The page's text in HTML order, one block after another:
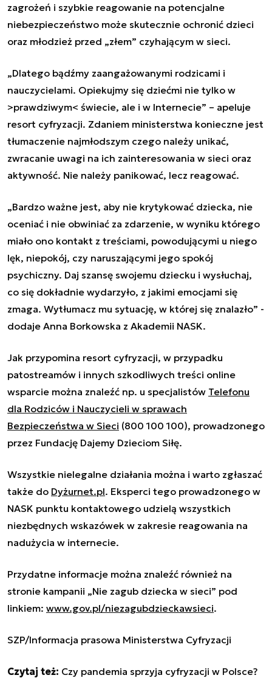
zagrożeń i szybkie reagowanie na potencjalne
niebezpieczeństwo może skutecznie ochronić dzieci
oraz młodzież przed „złem” czyhającym w sieci.
„Dlatego bądźmy zaangażowanymi rodzicami i
nauczycielami. Opiekujmy się dziećmi nie tylko w
>prawdziwym< świecie, ale i w Internecie” – apeluje
resort cyfryzacji. Zdaniem ministerstwa konieczne jest
tłumaczenie najmłodszym czego należy unikać,
zwracanie uwagi na ich zainteresowania w sieci oraz
aktywność. Nie należy panikować, lecz reagować.
„Bardzo ważne jest, aby nie krytykować dziecka, nie
oceniać i nie obwiniać za zdarzenie, w wyniku którego
miało ono kontakt z treściami, powodującymi u niego
lęk, niepokój, czy naruszającymi jego spokój
psychiczny. Daj szansę swojemu dziecku i wysłuchaj,
co się dokładnie wydarzyło, z jakimi emocjami się
zmaga. Wytłumacz mu sytuację, w której się znalazło” -
dodaje Anna Borkowska z Akademii NASK.
Jak przypomina resort cyfryzacji, w przypadku
patostreamów i innych szkodliwych treści online
wsparcie można znaleźć np. u specjalistów Telefonu
dla Rodziców i Nauczycieli w sprawach
Bezpieczeństwa w Sieci (800 100 100), prowadzonego
przez Fundację Dajemy Dzieciom Siłę.
Wszystkie nielegalne działania można i warto zgłaszać
także do Dyżurnet.pl. Eksperci tego prowadzonego w
NASK punktu kontaktowego udzielą wszystkich
niezbędnych wskazówek w zakresie reagowania na
nadużycia w internecie.
Przydatne informacje można znaleźć również na
stronie kampanii „Nie zagub dziecka w sieci” pod
linkiem: www.gov.pl/niezagubdzieckawsieci.
SZP/Informacja prasowa Ministerstwa Cyfryzacji
Czytaj też: Czy pandemia sprzyja cyfryzacji w Polsce?